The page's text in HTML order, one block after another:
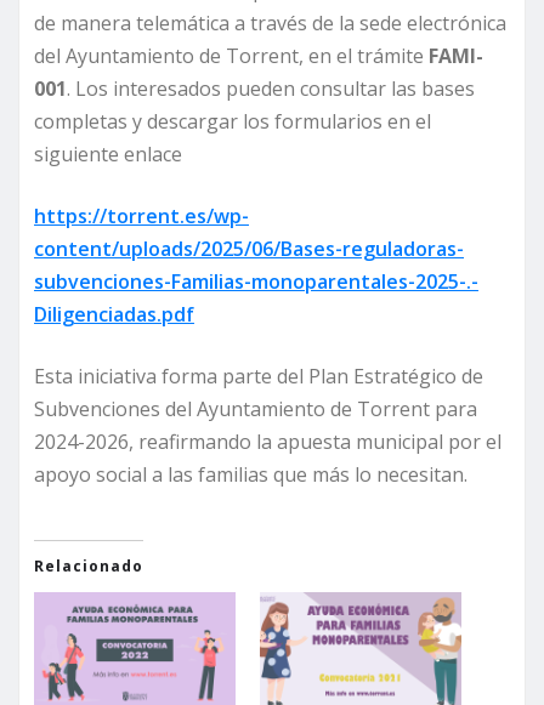
de manera telemática a través de la sede electrónica
del Ayuntamiento de Torrent, en el trámite FAMI-
001. Los interesados pueden consultar las bases
completas y descargar los formularios en el
siguiente enlace
https://torrent.es/wp-
content/uploads/2025/06/Bases-reguladoras-
subvenciones-Familias-monoparentales-2025-.-
Diligenciadas.pdf
Esta iniciativa forma parte del Plan Estratégico de
Subvenciones del Ayuntamiento de Torrent para
2024-2026, reafirmando la apuesta municipal por el
apoyo social a las familias que más lo necesitan.
Relacionado